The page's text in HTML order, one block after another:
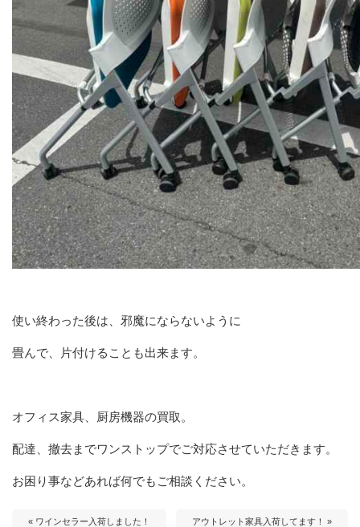
使い終わった後は、邪魔にならないように
畳んで、片付けることも出来ます。
オフィス家具、厨房機器の買取。
配達、撤去までワンストップでご対応させていただきます。
お困り事などあれば何でもご相談ください。
« ワインセラー入荷しました！ アウトレット家具入荷してます！ »